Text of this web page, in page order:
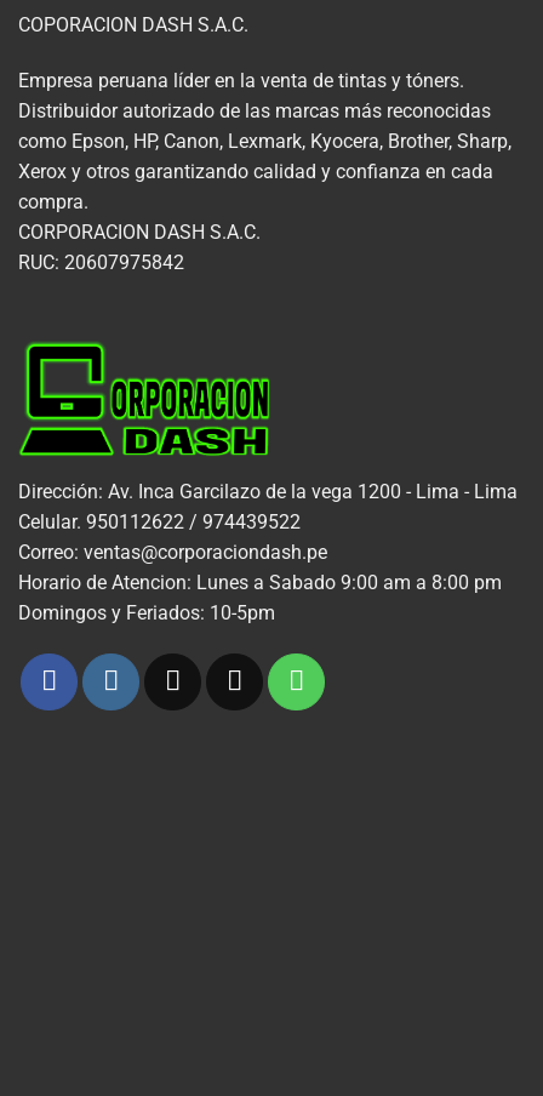
COPORACION DASH S.A.C.
Empresa peruana líder en la venta de tintas y tóners.
Distribuidor autorizado de las marcas más reconocidas
como Epson, HP, Canon, Lexmark, Kyocera, Brother, Sharp,
Xerox y otros garantizando calidad y confianza en cada
compra.
CORPORACION DASH S.A.C.
RUC: 20607975842
Dirección: Av. Inca Garcilazo de la vega 1200 - Lima - Lima
Celular. 950112622 / 974439522
Correo: ventas@corporaciondash.pe
Horario de Atencion: Lunes a Sabado 9:00 am a 8:00 pm
Domingos y Feriados: 10-5pm